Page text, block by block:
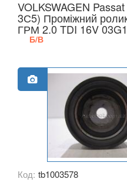
KIA
LANCIA
LAND ROVER
LEXUS
MASERATI
MAZDA
VOLKSWAGEN
3С5) Проміжний
ГРМ 2.0 TDI 16V
Б/В
Код: tb1003578